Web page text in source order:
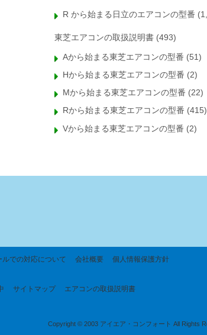
R から始まる日立のエアコンの型番
東芝エアコンの取扱説明書 (493)
Aから始まる東芝エアコンの型番 (51)
Hから始まる東芝エアコンの型番 (2)
Mから始まる東芝エアコンの型番 (22)
Rから始まる東芝エアコンの型番 (415)
Vから始まる東芝エアコンの型番 (2)
ルでの対応について 会社概要 個人情報保護方針
サイトマップ エアコンの取扱説明書
Copyright © 2003 アイエア・コンフォート All Rights